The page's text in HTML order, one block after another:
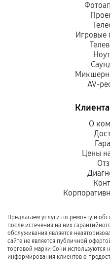
Игровые
AV-
О
Цены
Предлагаем услуги по ремонту и
после истечения на них
обслуживания является
сайте не является публичной
торговой марки Сони используются
информирования клиентов о